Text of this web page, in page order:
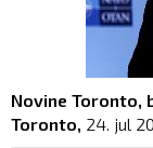
Novine Toronto,
Toronto, 24. jul